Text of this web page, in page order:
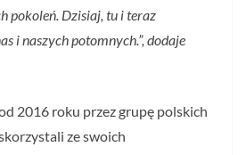
pokoleń. Dzisiaj, tu i teraz
i naszych potomnych.”, dodaje
2016 roku przez grupę polskich
ze swoich